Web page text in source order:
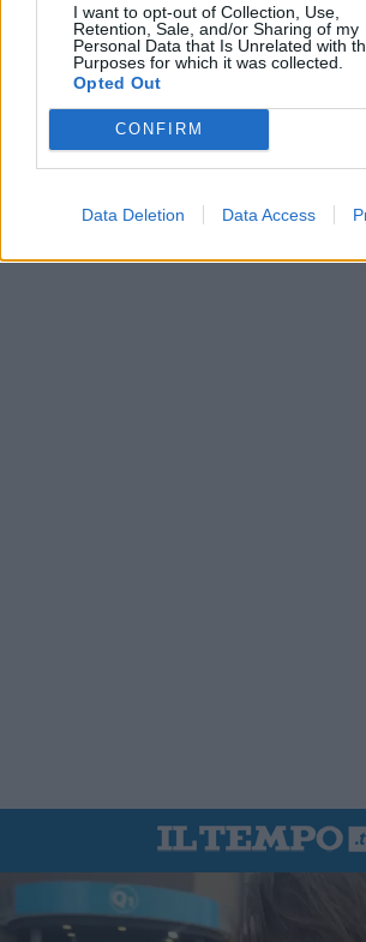
I want to opt-out of Collection, Use,
Retention, Sale, and/or Sharing of my
Personal Data that Is Unrelated with
Purposes for which it was collected.
Opted Out
CONFIRM
Data Deletion Data Access